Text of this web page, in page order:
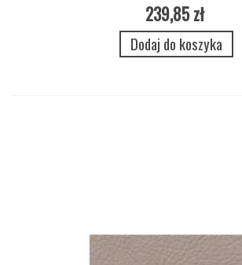
239,85 zł
Dodaj do koszyka